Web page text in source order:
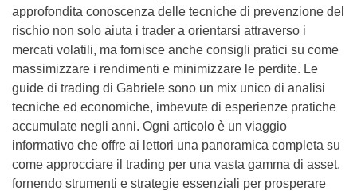
approfondita conoscenza delle tecniche di prevenzione del
rischio non solo aiuta i trader a orientarsi attraverso i
mercati volatili, ma fornisce anche consigli pratici su come
massimizzare i rendimenti e minimizzare le perdite. Le
guide di trading di Gabriele sono un mix unico di analisi
tecniche ed economiche, imbevute di esperienze pratiche
accumulate negli anni. Ogni articolo è un viaggio
informativo che offre ai lettori una panoramica completa su
come approcciare il trading per una vasta gamma di asset,
fornendo strumenti e strategie essenziali per prosperare